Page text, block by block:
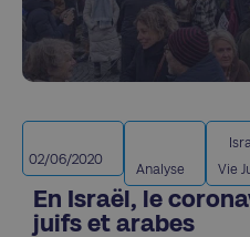
02/06/2020
Analyse Vie
En Israël, le
juifs et arabes